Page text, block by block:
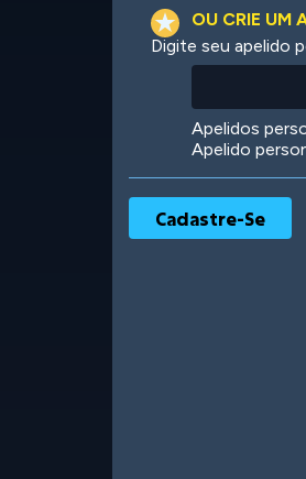
OU CRIE UM
Digite seu apelido
Apelidos
Apelido